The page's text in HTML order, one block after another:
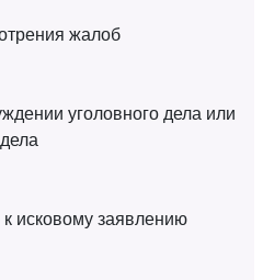
жалоб
уголовного дела или
исковому заявлению